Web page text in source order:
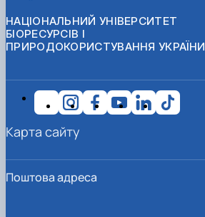
НАЦІОНАЛЬНИЙ УНІВЕРСИТЕТ
БІОРЕСУРСІВ І
ПРИРОДОКОРИСТУВАННЯ УКРАЇНИ
Поштова адреса
Карта сайту